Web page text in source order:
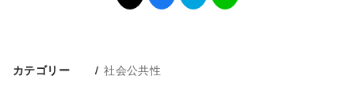
カテゴリー 社会公共性